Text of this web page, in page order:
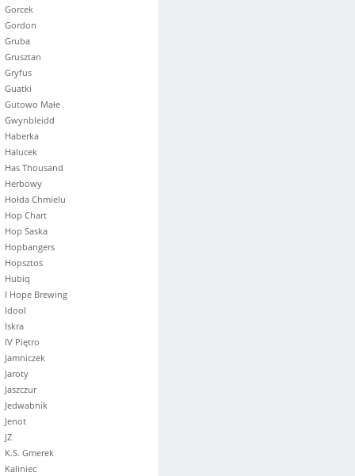
Gorcek
Gordon
Gruba
Grusztan
Gryfus
Guatki
Gutowo Małe
Gwynbleidd
Haberka
Halucek
Has Thousand
Herbowy
Hołda Chmielu
Hop Chart
Hop Saska
Hopbangers
Hopsztos
Hubiq
I Hope Brewing
Idool
Iskra
IV Piętro
Jamniczek
Jaroty
Jaszczur
Jedwabnik
Jenot
JZ
K.S. Gmerek
Kaliniec